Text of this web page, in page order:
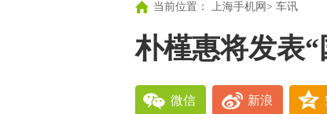
当前位置： 上海手机网 > 车讯
朴槿惠将发表
微信 新浪